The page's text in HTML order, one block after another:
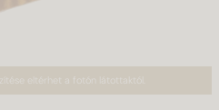
eltérhet a fotón látottaktól.